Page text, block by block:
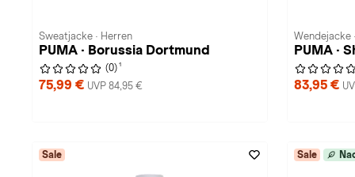
Sweatjacke · Herren
PUMA · Borussia Dortmund
(0) 1
75,99 € UVP 84,95 €
Wendejacke
PUMA ·
83,95 €
Sale Sale